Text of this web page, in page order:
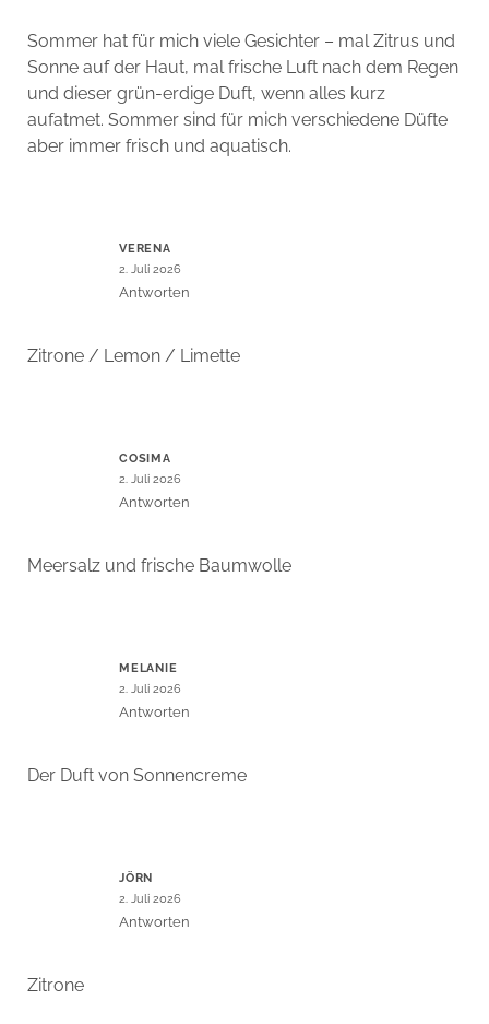
Sommer hat für mich viele Gesichter – mal Zitrus und
Sonne auf der Haut, mal frische Luft nach dem Regen
und dieser grün-erdige Duft, wenn alles kurz
aufatmet. Sommer sind für mich verschiedene Düfte
aber immer frisch und aquatisch.
VERENA
2. Juli 2026
Antworten
Zitrone / Lemon / Limette
COSIMA
2. Juli 2026
Antworten
Meersalz und frische Baumwolle
MELANIE
2. Juli 2026
Antworten
Der Duft von Sonnencreme
JÖRN
2. Juli 2026
Antworten
Zitrone